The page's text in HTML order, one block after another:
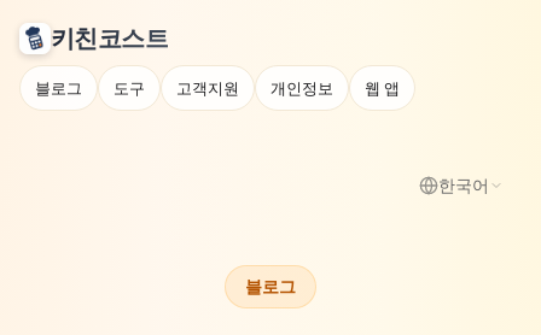
키친코스트
블로그 도구 고객지원 개인정보 웹 앱
한국어
블로그